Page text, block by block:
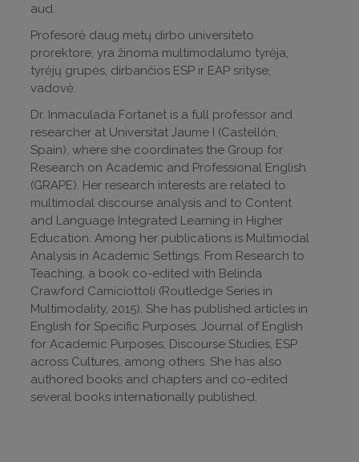
aud.
Profesorė daug metų dirbo universiteto
prorektore, yra žinoma multimodalumo tyrėja,
tyrėjų grupės, dirbančios ESP ir EAP srityse,
vadovė.
Dr. Inmaculada Fortanet is a full professor and
researcher at Universitat Jaume I (Castellón,
Spain), where she coordinates the Group for
Research on Academic and Professional English
(GRAPE). Her research interests are related to
multimodal discourse analysis and to Content
and Language Integrated Learning in Higher
Education. Among her publications is Multimodal
Analysis in Academic Settings. From Research to
Teaching, a book co-edited with Belinda
Crawford Camiciottoli (Routledge Series in
Multimodality, 2015). She has published articles in
English for Specific Purposes, Journal of English
for Academic Purposes, Discourse Studies, ESP
across Cultures, among others. She has also
authored books and chapters and co-edited
several books internationally published.